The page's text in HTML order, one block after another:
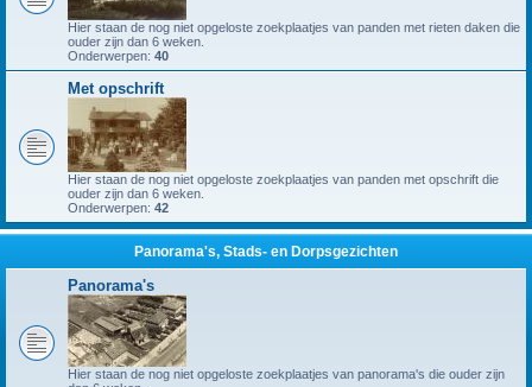
Hier staan de nog niet opgeloste zoekplaatjes van panden met rieten daken die
ouder zijn dan 6 weken.
Onderwerpen: 40
Met opschrift
Hier staan de nog niet opgeloste zoekplaatjes van panden met opschrift die
ouder zijn dan 6 weken.
Onderwerpen: 42
Panorama's, Stads- en Dorpsgezichten
Panorama's
Hier staan de nog niet opgeloste zoekplaatjes van panorama's die ouder zijn